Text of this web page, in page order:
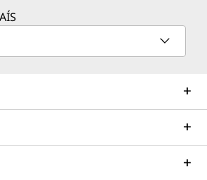
Implementación
la implementación de nuevas